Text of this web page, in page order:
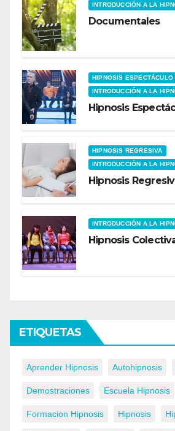
INTRODUCCIÓN A LA
Documentales
HIPNOSIS ESPECTÁCULO
INTRODUCCIÓN A LA
Hipnosis
HIPNOSIS REGRESIVA
INTRODUCCIÓN A LA
Hipnosis
INTRODUCCIÓN A LA
Hipnosis
ETIQUETAS
Aprender Hipnosis Autohipnosis
Demostraciones Escuela Hipnosis
Formacion Hipnosis Hipnosis